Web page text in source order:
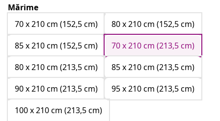
Mărime
70 x 210 cm (152,5 cm)
80 x 210 cm (152,5 cm)
85 x 210 cm (152,5 cm)
70 x 210 cm (213,5 cm)
80 x 210 cm (213,5 cm)
85 x 210 cm (213,5 cm)
90 x 210 cm (213,5 cm)
95 x 210 cm (213,5 cm)
100 x 210 cm (213,5 cm)